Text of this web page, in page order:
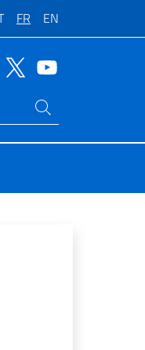
FR EN